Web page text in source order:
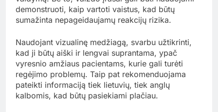
demonstruoti, kaip vartoti vaistus, kad būtų
sumažinta nepageidaujamų reakcijų rizika.
Naudojant vizualinę medžiagą, svarbu užtikrinti,
kad ji būtų aiški ir lengvai suprantama, ypač
vyresnio amžiaus pacientams, kurie gali turėti
regėjimo problemų. Taip pat rekomenduojama
pateikti informaciją tiek lietuvių, tiek anglų
kalbomis, kad būtų pasiekiami plačiau.